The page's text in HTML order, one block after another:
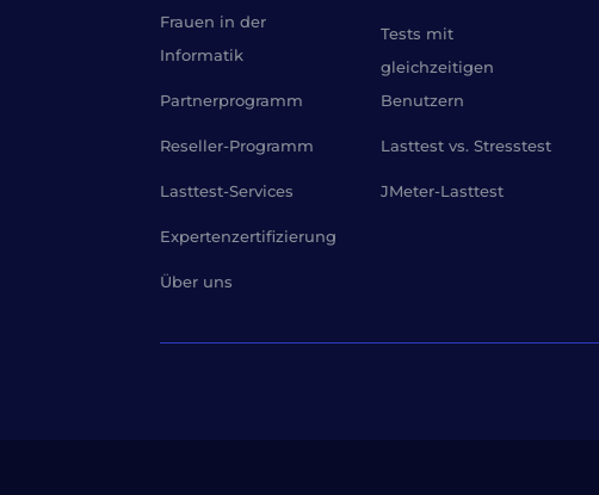
Frauen in der
Informatik
Partnerprogramm
Reseller-Programm
Lasttest-Services
Expertenzertifizierung
Über uns
Tests mit
gleichzeitigen
Benutzern
Lasttest vs. Stresstest
JMeter-Lasttest